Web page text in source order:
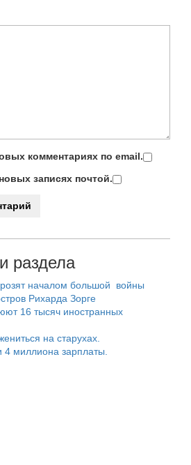
комментариях по email.
записях почтой.
раздела
началом большой войны
Рихарда Зорге
16 тысяч иностранных
на старухах.
4 миллиона зарплаты.